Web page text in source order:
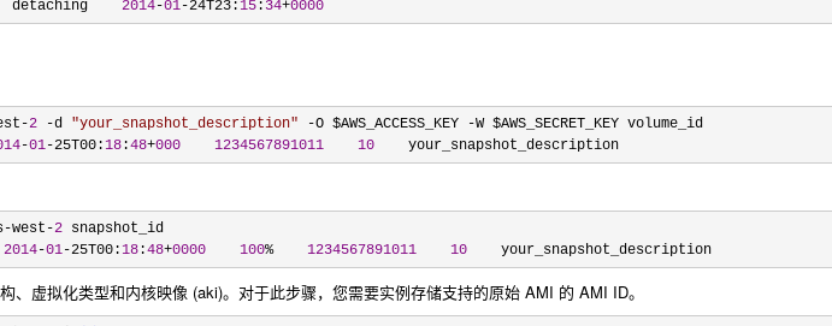
detaching 2014-01-24T23:15 : 34+0000
2 -d "your_snapshot_description" -O $AWS_ACCESS_KEY -W $AWS_SECRET_KEY volume_id
-01-25T00:18 :48+000 1234567891011 10
    your_snapshot_description
west-2 snapshot_id
2014-01-25T00:18 :48+0000 100% 1234567891011 10
    your_snapshot_description
虚拟化类型和内核映像 (aki)。对于此步骤，您需要实例存储支持的原始 AMI 的 AMI ID。